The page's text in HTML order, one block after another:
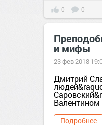
0 0
и мифы
23 фев 2018
Дмитрий
Подробнее